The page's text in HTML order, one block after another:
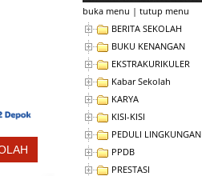
buka menu |tutup menu
BERITA SEKOLAH
BUKU KENANGAN
EKSTRAKURIKULER
Kabar Sekolah
KARYA
KISI-KISI
PEDULI LINGKUNGAN
PPDB
PRESTASI